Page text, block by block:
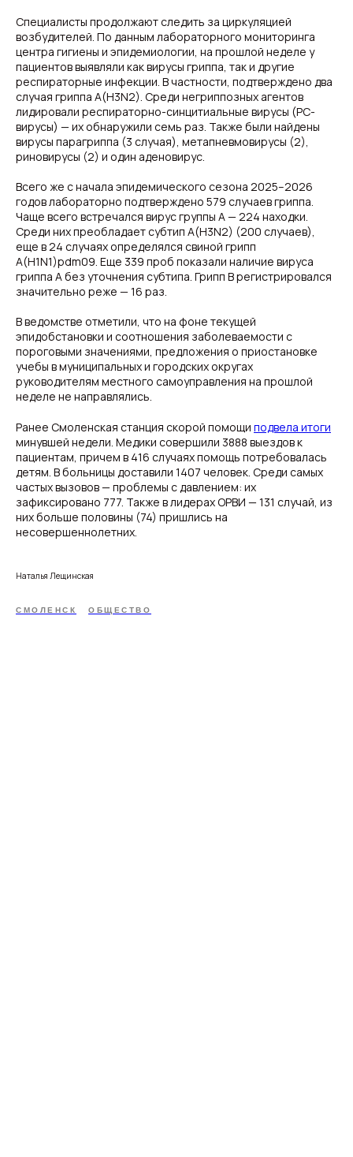
Специалисты продолжают следить за циркуляцией
возбудителей. По данным лабораторного мониторинга
центра гигиены и эпидемиологии, на прошлой неделе у
пациентов выявляли как вирусы гриппа, так и другие
респираторные инфекции. В частности, подтверждено два
случая гриппа A(H3N2). Среди негриппозных агентов
лидировали респираторно-синцитиальные вирусы (РС-
вирусы) — их обнаружили семь раз. Также были найдены
вирусы парагриппа (3 случая), метапневмовирусы (2),
риновирусы (2) и один аденовирус.
Всего же с начала эпидемического сезона 2025–2026
годов лабораторно подтверждено 579 случаев гриппа.
Чаще всего встречался вирус группы А — 224 находки.
Среди них преобладает субтип A(H3N2) (200 случаев),
еще в 24 случаях определялся свиной грипп
A(H1N1)pdm09. Еще 339 проб показали наличие вируса
гриппа А без уточнения субтипа. Грипп В регистрировался
значительно реже — 16 раз.
В ведомстве отметили, что на фоне текущей
эпидобстановки и соотношения заболеваемости с
пороговыми значениями, предложения о приостановке
учебы в муниципальных и городских округах
руководителям местного самоуправления на прошлой
неделе не направлялись.
Ранее Смоленская станция скорой помощи подвела итоги
минувшей недели. Медики совершили 3888 выездов к
пациентам, причем в 416 случаях помощь потребовалась
детям. В больницы доставили 1407 человек. Среди самых
частых вызовов — проблемы с давлением: их
зафиксировано 777. Также в лидерах ОРВИ — 131 случай, из
них больше половины (74) пришлись на
несовершеннолетних.
Наталья Лещинская
СМОЛЕНСК ОБЩЕСТВО